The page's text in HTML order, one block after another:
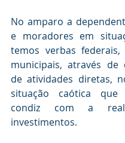
No amparo a
e moradores em
temos verbas
municipais, através de
de atividades diretas,
situação caótica que
condiz com a
investimentos.